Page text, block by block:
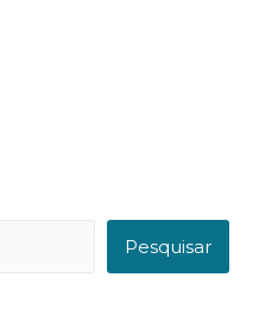
Pesquisar